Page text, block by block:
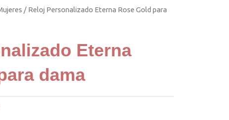
/ Reloj Personalizado Eterna Rose Gold para
Eterna
dama